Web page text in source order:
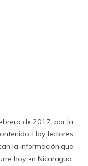
de 2017, por la
Hay lectores
la información que
hoy en Nicaragua.